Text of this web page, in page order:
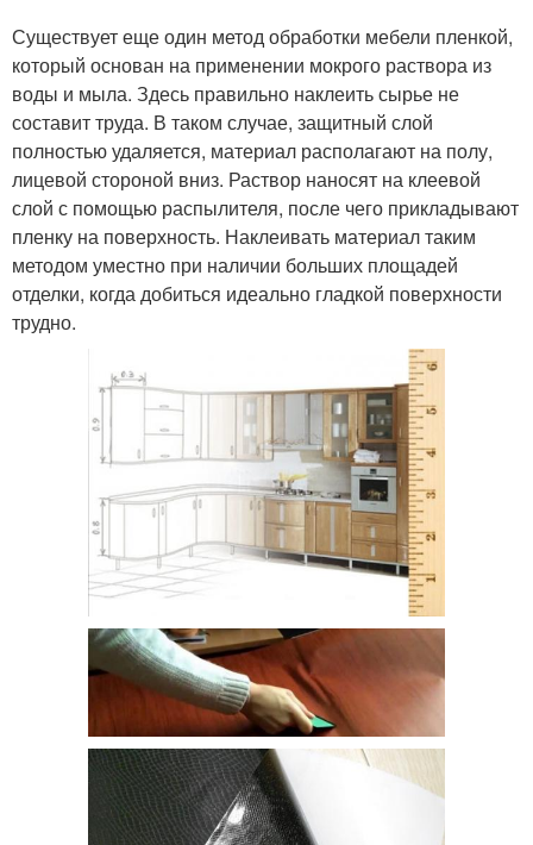
Существует еще один метод обработки мебели пленкой,
который основан на применении мокрого раствора из
воды и мыла. Здесь правильно наклеить сырье не
составит труда. В таком случае, защитный слой
полностью удаляется, материал располагают на полу,
лицевой стороной вниз. Раствор наносят на клеевой
слой с помощью распылителя, после чего прикладывают
пленку на поверхность. Наклеивать материал таким
методом уместно при наличии больших площадей
отделки, когда добиться идеально гладкой поверхности
трудно.